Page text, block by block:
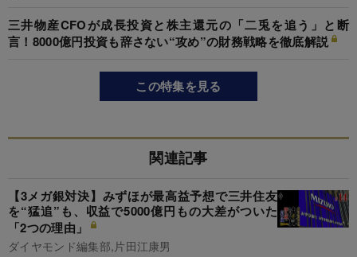
三井物産CFOが成長投資と株主還元の「二兎を追う」と断
言！8000億円投資も辞さない“攻め”の財務戦略を徹底解説
この特集を見る
関連記事
【3メガ銀対決】みずほが最高益予想で三井住友
を“猛追”も、収益で5000億円もの大差がついた
「2つの理由」
ダイヤモンド編集部,片田江康男